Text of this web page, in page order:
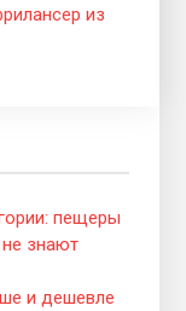
из
пещеры
знают
и дешевле